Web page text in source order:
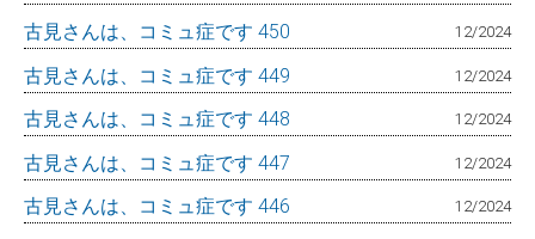
古見さんは、コミュ症です 450 12/2024
古見さんは、コミュ症です 449 12/2024
古見さんは、コミュ症です 448 12/2024
古見さんは、コミュ症です 447 12/2024
古見さんは、コミュ症です 446 12/2024